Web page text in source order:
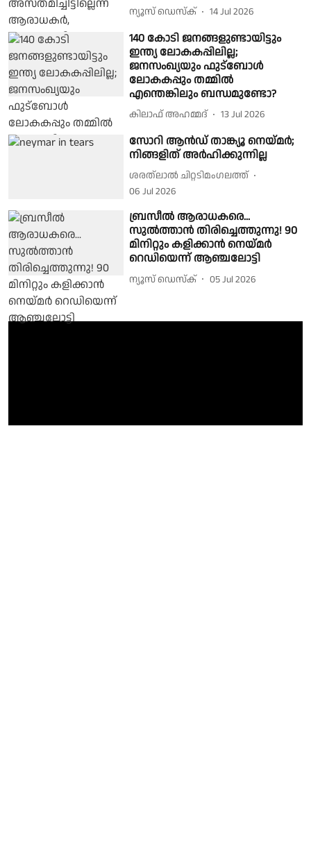
ന്യൂസ് ഡെസ്ക് 14 Jul 2026
140 കോടി ജനങ്ങളുണ്ടായിട്ടും
ഇന്ത്യ ലോകകപ്പിലില്ല;
ജനസംഖ്യയും ഫുട്ബോൾ
ലോകകപ്പും തമ്മിൽ
എന്തെങ്കിലും ബന്ധമുണ്ടോ?
കിലാഫ് അഹമ്മദ് 13 Jul 2026
സോറി ആൻഡ് താങ്ക്യൂ നെയ്മർ;
നിങ്ങളിത് അർഹിക്കുന്നില്ല
ശരത്‌ലാൽ ചിറ്റടിമംഗലത്ത്
06 Jul 2026
ബ്രസീൽ ആരാധകരെ...
സുൽത്താൻ തിരിച്ചെത്തുന്നു! 90
മിനിറ്റും കളിക്കാൻ നെയ്മർ
റെഡിയെന്ന് ആഞ്ചലോട്ടി
ന്യൂസ് ഡെസ്ക് 05 Jul 2026